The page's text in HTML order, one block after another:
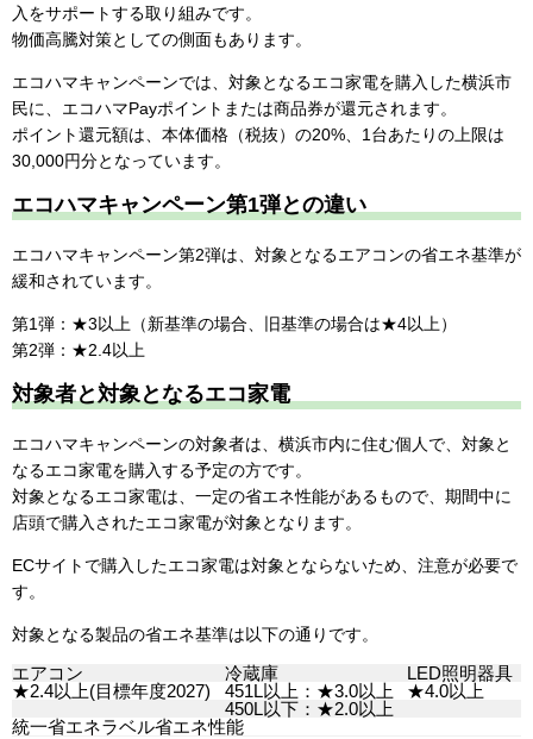
入をサポートする取り組みです。
物価高騰対策としての側面もあります。
エコハマキャンペーンでは、対象となるエコ家電を購入した横浜市
民に、エコハマPayポイントまたは商品券が還元されます。
ポイント還元額は、本体価格（税抜）の20%、1台あたりの上限は
30,000円分となっています。
エコハマキャンペーン第1弾との違い
エコハマキャンペーン第2弾は、対象となるエアコンの省エネ基準が
緩和されています。
第1弾：★3以上（新基準の場合、旧基準の場合は★4以上）
第2弾：★2.4以上
対象者と対象となるエコ家電
エコハマキャンペーンの対象者は、横浜市内に住む個人で、対象と
なるエコ家電を購入する予定の方です。
対象となるエコ家電は、一定の省エネ性能があるもので、期間中に
店頭で購入されたエコ家電が対象となります。
ECサイトで購入したエコ家電は対象とならないため、注意が必要で
す。
対象となる製品の省エネ基準は以下の通りです。
エアコン 冷蔵庫
LED照明器具
★2.4以上(目標年度2027)
451L以上：★3.0以上
★4.0以上
450L以下：★2.0以上
統一省エネラベル省エネ性能